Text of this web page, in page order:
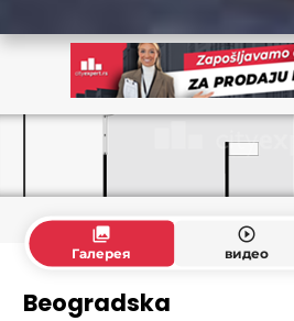
Первый этаж
collections
Галерея
play_circle_outline
видео
Beogradska